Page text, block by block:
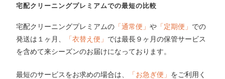
宅配クリーニングプレミアムでの最短の比較
宅配クリーニングプレミアムの 「通常便」や 「定期便」 での
発送は１ヶ月、
「衣替え便」 では最長９ヶ月の保管サービス
を含めて来シーズンのお届けになっております。
最短のサービスをお求めの場合は、 「お急ぎ便」 をご利用く